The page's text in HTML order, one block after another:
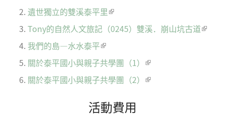
遺世獨立的雙溪泰平里(link is external)
Tony的自然人文旅記（0245）雙溪．崩山坑古道(link is
我們的島—水水泰平(link is external)
關於泰平國小與親子共學團（1） (link is external)
關於泰平國小與親子共學團（2） (link is external)
活動費用